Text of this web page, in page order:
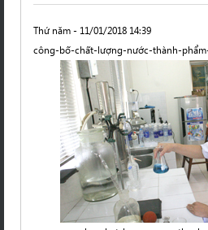
Thứ năm - 11/01/2018 14:39
công-bố-chất-lượng-nước-thành-